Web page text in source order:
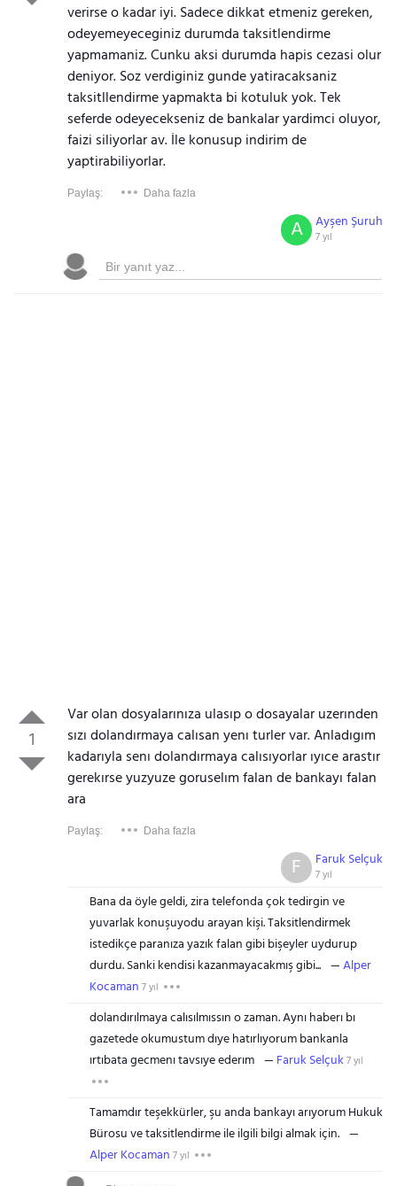
verirse o kadar iyi. Sadece dikkat etmeniz gereken,
odeyemeyeceginiz durumda taksitlendirme
yapmamaniz. Cunku aksi durumda hapis cezasi olur
deniyor. Soz verdiginiz gunde yatiracaksaniz
taksitllendirme yapmakta bi kotuluk yok. Tek
seferde odeyecekseniz de bankalar yardimci oluyor,
faizi siliyorlar av. İle konusup indirim de
yaptirabiliyorlar.
Paylaş: Daha fazla
Ayşen Şuruh
7 yıl
A
1
Var olan dosyalarınıza ulasıp o dosayalar uzerınden
sızı dolandırmaya calısan yenı turler var. Anladıgım
kadarıyla senı dolandırmaya calısıyorlar ıyıce arastır
gerekırse yuzyuze goruselım falan de bankayı falan
ara
Paylaş: Daha fazla
Faruk Selçuk
7 yıl
F
Bana da öyle geldi, zira telefonda çok tedirgin ve
yuvarlak konuşuyodu arayan kişi. Taksitlendirmek
istedikçe paranıza yazık falan gibi bişeyler uydurup
durdu. Sanki kendisi kazanmayacakmış gibi...
Alper
Kocaman 7 yıl
dolandırılmaya calısılmıssın o zaman. Aynı haberı bı
gazetede okumustum dıye hatırlıyorum bankanla
ırtıbata gecmenı tavsıye ederım
Faruk Selçuk 7 yıl
Tamamdır teşekkürler, şu anda bankayı arıyorum Hukuk
Bürosu ve taksitlendirme ile ilgili bilgi almak için.
Alper Kocaman 7 yıl